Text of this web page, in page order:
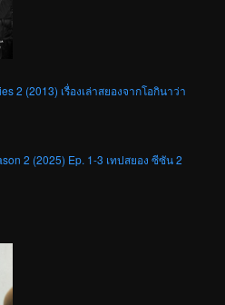
2 (2013) เรื่องเล่าสยองจากโอกินาว่า
2 (2025) Ep. 1-3 เทปสยอง ซีซัน 2